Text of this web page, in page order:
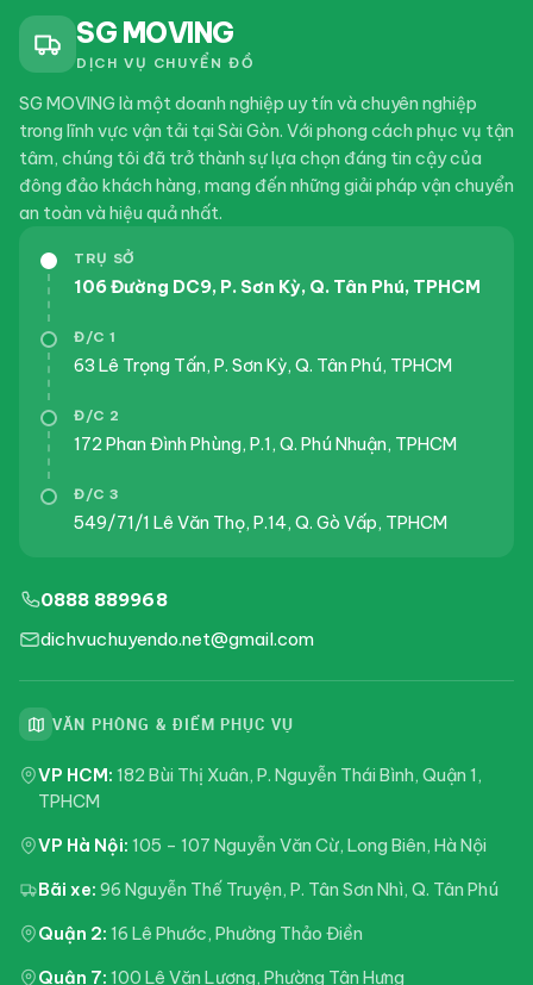
SG MOVING
DỊCH VỤ CHUYỂN ĐỒ
SG MOVING là một doanh nghiệp uy tín và chuyên nghiệp
trong lĩnh vực vận tải tại Sài Gòn. Với phong cách phục vụ tận
tâm, chúng tôi đã trở thành sự lựa chọn đáng tin cậy của
đông đảo khách hàng, mang đến những giải pháp vận chuyển
an toàn và hiệu quả nhất.
TRỤ SỞ
106 Đường DC9, P. Sơn Kỳ, Q. Tân Phú, TPHCM
Đ/C 1
63 Lê Trọng Tấn, P. Sơn Kỳ, Q. Tân Phú, TPHCM
Đ/C 2
172 Phan Đình Phùng, P.1, Q. Phú Nhuận, TPHCM
Đ/C 3
549/71/1 Lê Văn Thọ, P.14, Q. Gò Vấp, TPHCM
0888 889968
dichvuchuyendo.net@gmail.com
VĂN PHÒNG & ĐIỂM PHỤC VỤ
VP HCM: 182 Bùi Thị Xuân, P. Nguyễn Thái Bình, Quận 1,
TPHCM
VP Hà Nội: 105 – 107 Nguyễn Văn Cừ, Long Biên, Hà Nội
Bãi xe: 96 Nguyễn Thế Truyện, P. Tân Sơn Nhì, Q. Tân Phú
Quận 2: 16 Lê Phước, Phường Thảo Điền
Quận 7: 100 Lê Văn Lương, Phường Tân Hưng